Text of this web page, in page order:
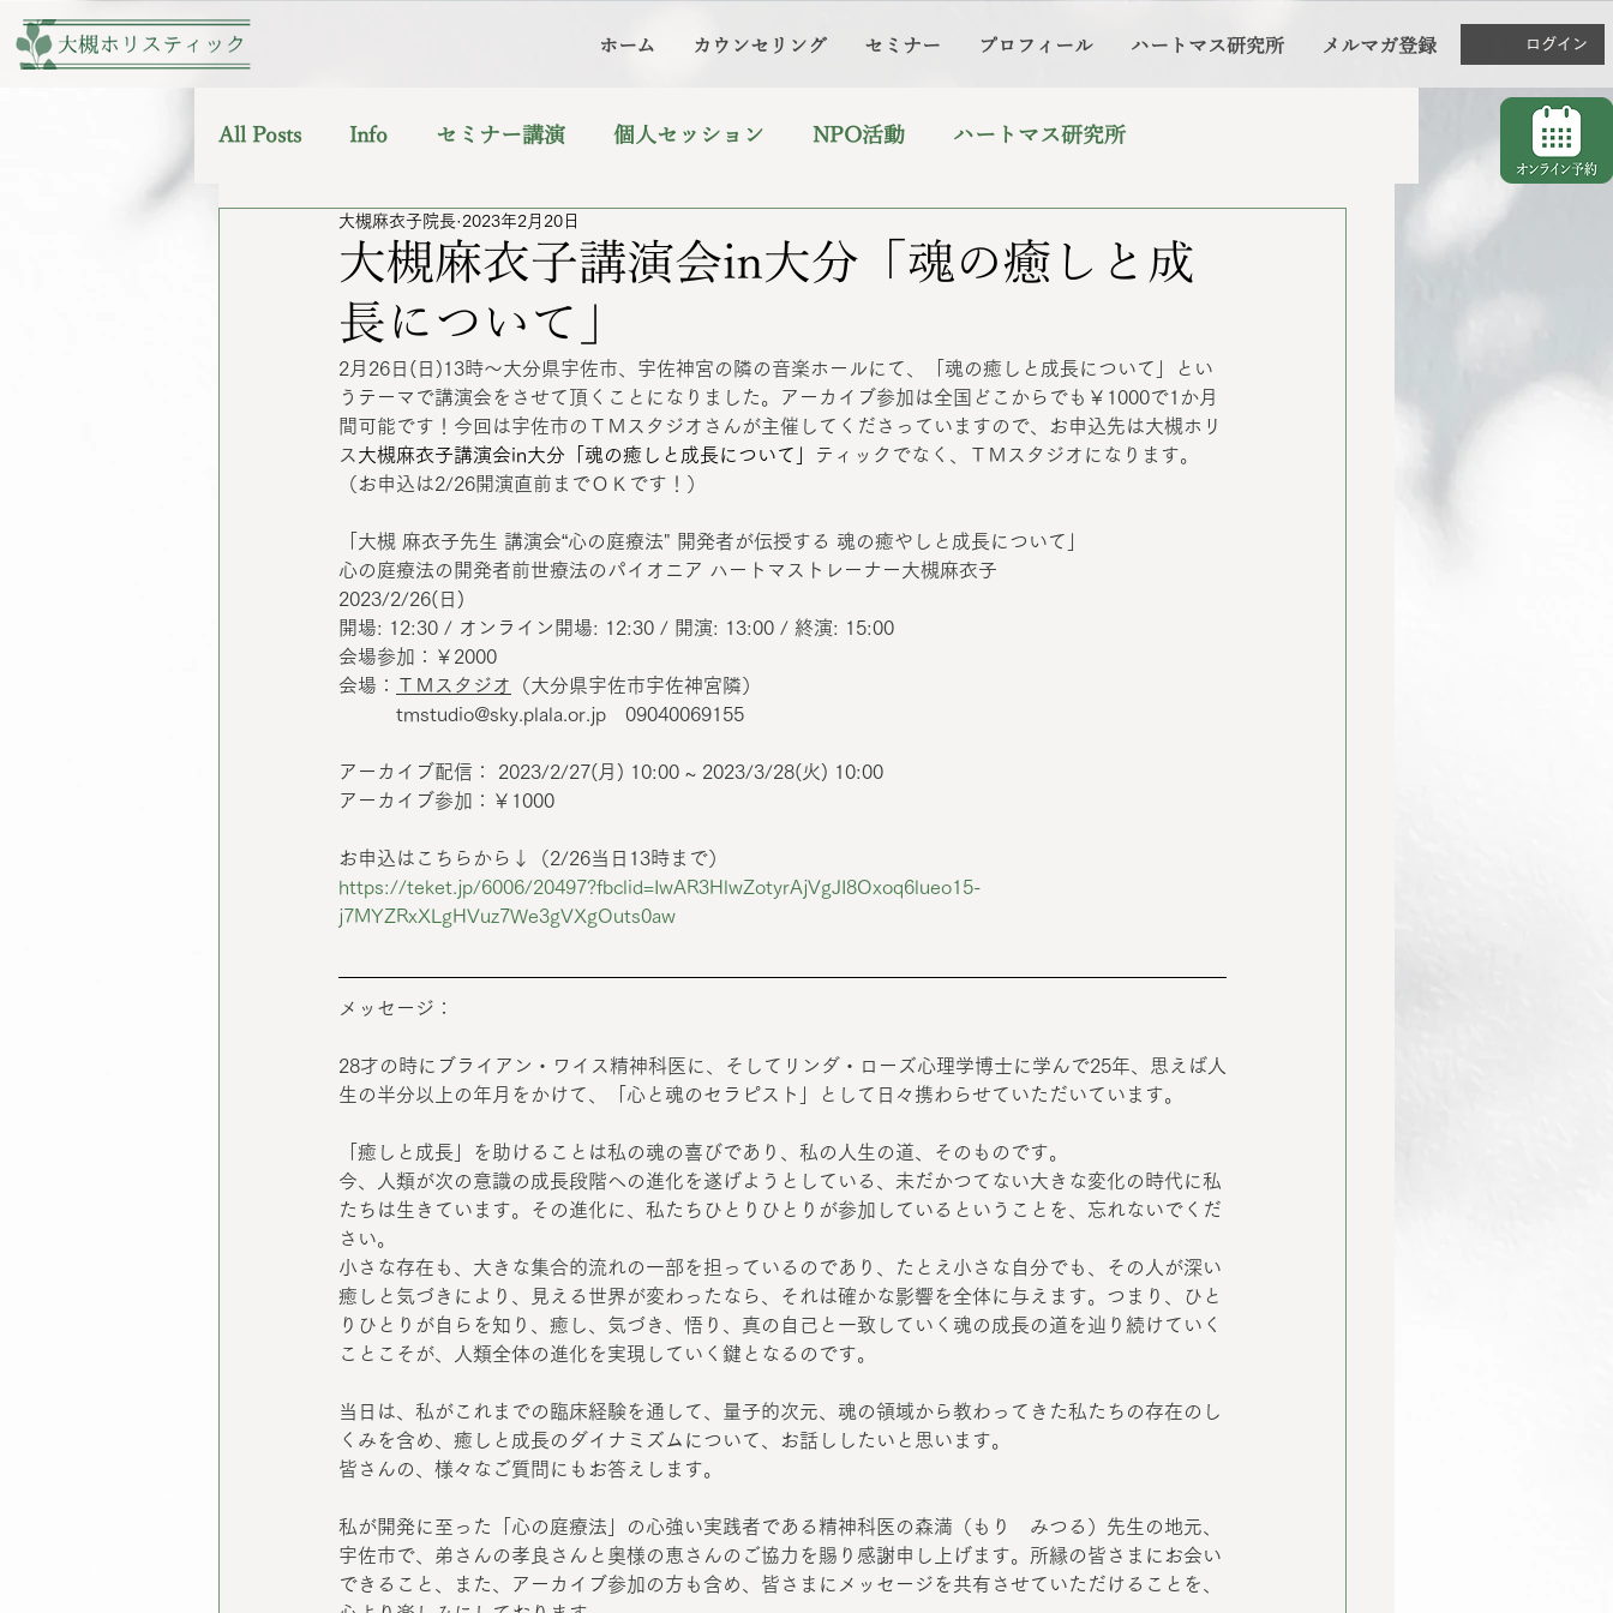
ホーム カウンセリング セミナー プロフィール ハートマス研究所 メルマガ登録 ログイン
All Posts Info セミナー講演 個人セッション NPO活動 ハートマス研究所
大槻麻衣子講演会in大分「魂の癒しと成
長について」
大槻麻衣子院長 2023年2月20日
2月26日(日)13時～大分県宇佐市、宇佐神宮の隣の音楽ホールにて、「魂の癒しと成長について」とい
うテーマで講演会をさせて頂くことになりました。アーカイブ参加は全国どこからでも￥1000で1か月
間可能です！今回は宇佐市のＴＭスタジオさんが主催してくださっていますので、お申込先は大槻ホリ
ス 大槻麻衣子講演会in大分「魂の癒しと成長について」
ティックでなく、ＴＭスタジオになります。
（お申込は2/26開演直前までＯＫです！）
「大槻 麻衣子先生 講演会“心の庭療法" 開発者が伝授する 魂の癒やしと成長について」
心の庭療法の開発者前世療法のパイオニア ハートマストレーナー大槻麻衣子
2023/2/26(日)
開場: 12:30 / オンライン開場: 12:30 / 開演: 13:00 / 終演: 15:00
会場参加：￥2000
会場：
ＴＭスタジオ
（大分県宇佐市宇佐神宮隣）
tmstudio@sky.plala.or.jp　09040069155
アーカイブ配信： 2023/2/27(月) 10:00 ~ 2023/3/28(火) 10:00
アーカイブ参加：￥1000
お申込はこちらから↓（2/26当日13時まで）
https://teket.jp/6006/20497?fbclid=IwAR3HlwZotyrAjVgJI8Oxoq6lueo15-
j7MYZRxXLgHVuz7We3gVXgOuts0aw
メッセージ：
28才の時にブライアン・ワイス精神科医に、そしてリンダ・ローズ心理学博士に学んで25年、思えば人
生の半分以上の年月をかけて、「心と魂のセラピスト」として日々携わらせていただいています。
「癒しと成長」を助けることは私の魂の喜びであり、私の人生の道、そのものです。
今、人類が次の意識の成長段階への進化を遂げようとしている、未だかつてない大きな変化の時代に私
たちは生きています。その進化に、私たちひとりひとりが参加しているということを、忘れないでくだ
さい。
小さな存在も、大きな集合的流れの一部を担っているのであり、たとえ小さな自分でも、その人が深い
癒しと気づきにより、見える世界が変わったなら、それは確かな影響を全体に与えます。つまり、ひと
りひとりが自らを知り、癒し、気づき、悟り、真の自己と一致していく魂の成長の道を辿り続けていく
ことこそが、人類全体の進化を実現していく鍵となるのです。
当日は、私がこれまでの臨床経験を通して、量子的次元、魂の領域から教わってきた私たちの存在のし
くみを含め、癒しと成長のダイナミズムについて、お話ししたいと思います。
皆さんの、様々なご質問にもお答えします。
私が開発に至った「心の庭療法」の心強い実践者である精神科医の森満（もり　みつる）先生の地元、
宇佐市で、弟さんの孝良さんと奥様の恵さんのご協力を賜り感謝申し上げます。所縁の皆さまにお会い
できること、また、アーカイブ参加の方も含め、皆さまにメッセージを共有させていただけることを、